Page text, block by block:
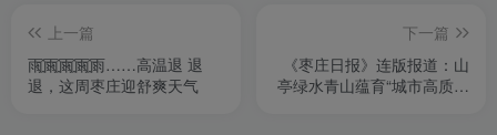
上一篇
雨҈雨҈雨҈雨҈雨……高温退 退
退，这周枣庄迎舒爽天气
下一篇
《枣庄日报》连版报道：山
亭绿水青山蕴育“城市高质量